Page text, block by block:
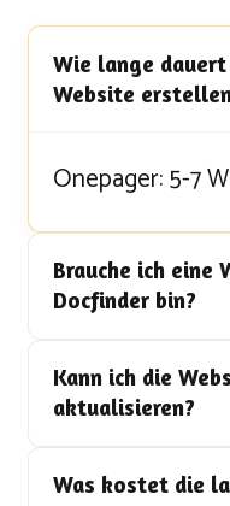
Wie lange
Website
Onepager: 5-7
Brauche ich eine
Docfinder bin?
Kann ich die
aktualisieren?
Was kostet die